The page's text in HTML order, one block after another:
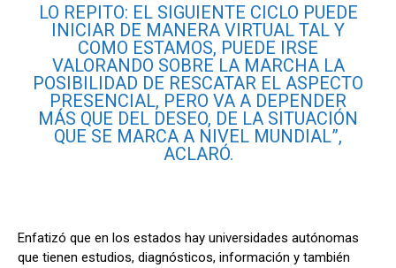
LO REPITO: EL SIGUIENTE CICLO PUEDE
INICIAR DE MANERA VIRTUAL TAL Y
COMO ESTAMOS, PUEDE IRSE
VALORANDO SOBRE LA MARCHA LA
POSIBILIDAD DE RESCATAR EL ASPECTO
PRESENCIAL, PERO VA A DEPENDER
MÁS QUE DEL DESEO, DE LA SITUACIÓN
QUE SE MARCA A NIVEL MUNDIAL”,
ACLARÓ.
Enfatizó que en los estados hay universidades autónomas
que tienen estudios, diagnósticos, información y también